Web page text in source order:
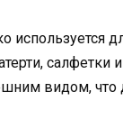
используется
видом, что